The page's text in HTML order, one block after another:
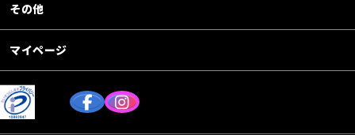
その他
マイページ